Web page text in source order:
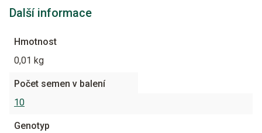
Další informace
Hmotnost
0,01 kg
Počet semen v balení
10
Genotyp